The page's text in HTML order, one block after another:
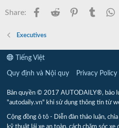
Share: Facebook
Reddit PinterestTumblr
Executives
Tiếng Việt
Quy định và Nội quy Privacy Policy
Bản quyền © 2017 AUTODAILY®, bảo
"autodaily.vn" khi sử dụng thông tin từ
Cộng đồng ô tô - Diễn đàn thảo luận,